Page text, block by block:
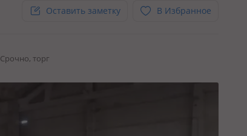
Оставить заметку В Избранное
Срочно, торг